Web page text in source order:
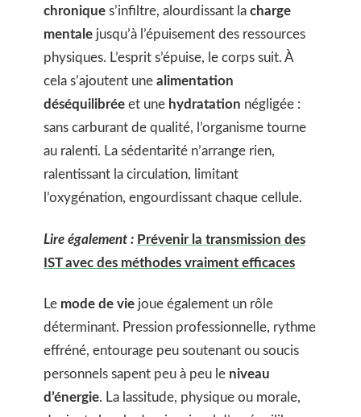
chronique s’infiltre, alourdissant la charge
mentale jusqu’à l’épuisement des ressources
physiques. L’esprit s’épuise, le corps suit. À
cela s’ajoutent une alimentation
déséquilibrée et une hydratation négligée :
sans carburant de qualité, l’organisme tourne
au ralenti. La sédentarité n’arrange rien,
ralentissant la circulation, limitant
l’oxygénation, engourdissant chaque cellule.
Lire également : Prévenir la transmission des
IST avec des méthodes vraiment efficaces
Le mode de vie joue également un rôle
déterminant. Pression professionnelle, rythme
effréné, entourage peu soutenant ou soucis
personnels sapent peu à peu le niveau
d’énergie. La lassitude, physique ou morale,